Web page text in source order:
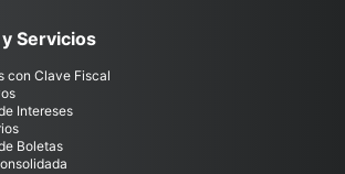
Servicios
con Clave Fiscal
Intereses
Boletas